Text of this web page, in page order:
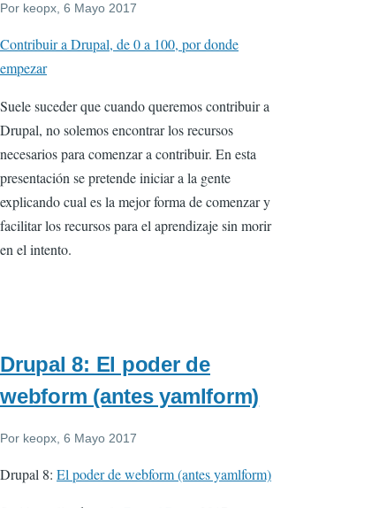
Por keopx , 6 Mayo 2017
Contribuir a Drupal, de 0 a 100, por donde
empezar
Suele suceder que cuando queremos contribuir a
Drupal, no solemos encontrar los recursos
necesarios para comenzar a contribuir. En esta
presentación se pretende iniciar a la gente
explicando cual es la mejor forma de comenzar y
facilitar los recursos para el aprendizaje sin morir
en el intento.
Drupal 8: El poder de
webform (antes yamlform)
Por keopx , 6 Mayo 2017
Drupal 8: El poder de webform (antes yamlform)